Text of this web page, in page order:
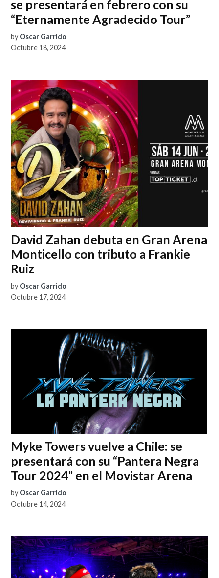
se presentará en febrero con su
“Eternamente Agradecido Tour”
by Oscar Garrido
Octubre 18, 2024
David Zahan debuta en Gran Arena
Monticello con tributo a Frankie
Ruiz
by Oscar Garrido
Octubre 17, 2024
Myke Towers vuelve a Chile: se
presentará con su “Pantera Negra
Tour 2024” en el Movistar Arena
by Oscar Garrido
Octubre 14, 2024